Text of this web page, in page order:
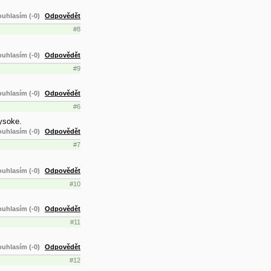
(-0)
Odpovědět
#8
(-0)
Odpovědět
#9
(-0)
Odpovědět
#6
(-0)
Odpovědět
#7
(-0)
Odpovědět
#10
(-0)
Odpovědět
#11
(-0)
Odpovědět
#12